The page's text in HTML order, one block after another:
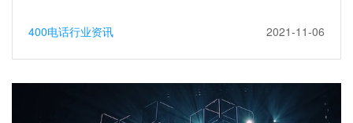
400电话行业资讯 2021-11-06